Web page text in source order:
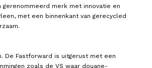
merk met innovatie en
met een binnenkant van gerecycled
De Fastforward is uitgerust met een
zoals de VS waar douane-
/ Reiskoffer 77
Air Base
Koffer / Trolley / Reiskoffer 77
cm (Large) Air Base
149,95